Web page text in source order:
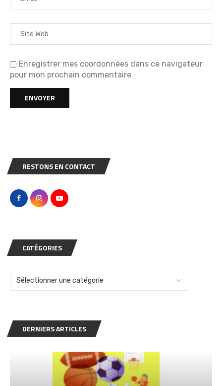
Enregistrer mes coordonnées dans ce navigateur
pour mon prochain commentaire
RESTONS EN CONTACT
CATÉGORIES
DERNIERS ARTICLES